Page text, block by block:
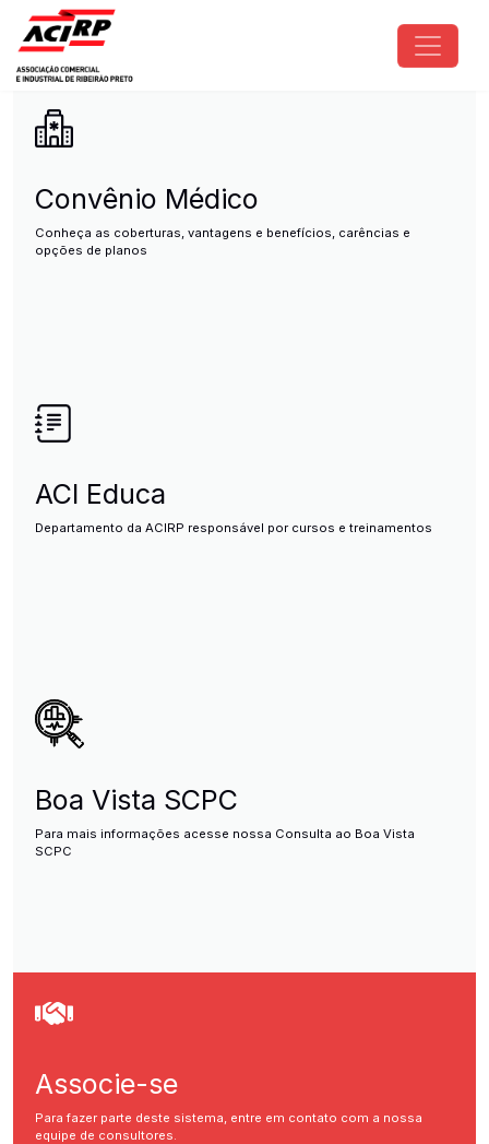
Pular para o conteúdo principal
ACIRP - Associação Comercial
Convênio Médico
Conheça as coberturas, vantagens e benefícios, carências e
opções de planos
ACI Educa
Departamento da ACIRP responsável por cursos e treinamentos
Boa Vista SCPC
Para mais informações acesse nossa Consulta ao Boa Vista
SCPC
Associe-se
Para fazer parte deste sistema, entre em contato com a nossa
equipe de consultores.